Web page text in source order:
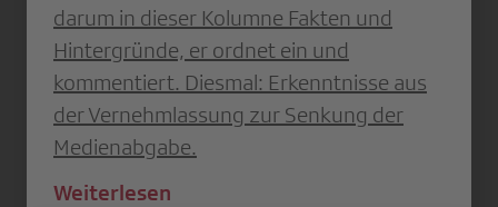
darum in dieser Kolumne Fakten und
Hintergründe, er ordnet ein und
kommentiert. Diesmal: Erkenntnisse aus
der Vernehmlassung zur Senkung der
Medienabgabe.
Weiterlesen